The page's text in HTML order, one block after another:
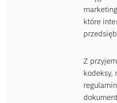
które
Z
kodeksy,